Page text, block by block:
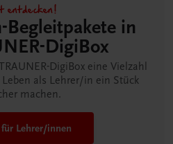
entdecken!
Begleitpakete in
DigiBox
DigiBox eine Vielzahl
als Lehrer/in ein Stück
machen.
Lehrer/innen